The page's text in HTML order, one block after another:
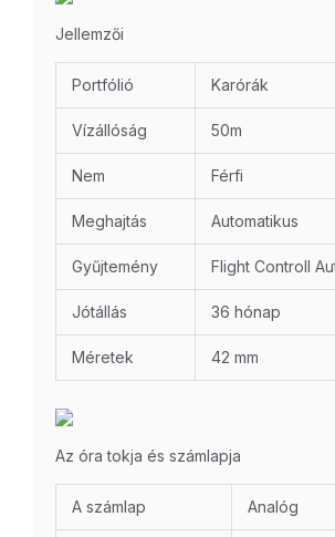
Jellemzői
Portfólió Karórák
Vízállóság 50m
Nem Férfi
Meghajtás Automatikus
Gyűjtemény Flight Controll
Jótállás 36 hónap
Méretek 42 mm
Az óra tokja és számlapja
A számlap Analóg